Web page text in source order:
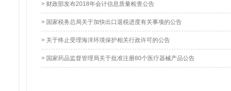
> 财政部发布2018年会计信息质量检查公告
> 国家税务总局关于加快出口退税进度有关事项的公告
> 关于终止受理海洋环境保护相关行政许可的公告
> 国家药品监督管理局关于批准注册80个医疗器械产品公告